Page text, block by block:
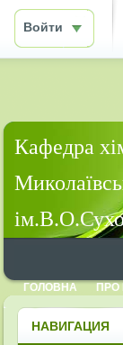
Войти
Кафедра
ГОЛОВНА ПРО
НАВИГАЦИЯ